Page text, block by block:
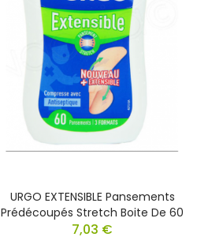
URGO EXTENSIBLE Pansements
Prédécoupés Stretch Boite De 60
7,03 €